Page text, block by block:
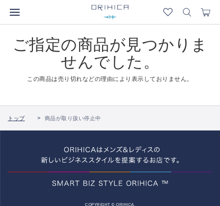
ご指定の商品が見つかりま
せんでした。
この商品は売り切れなどの理由により表示しておりません。
トップ 商品が取り扱い停止中
COPYRIGHT © ORIHICA.